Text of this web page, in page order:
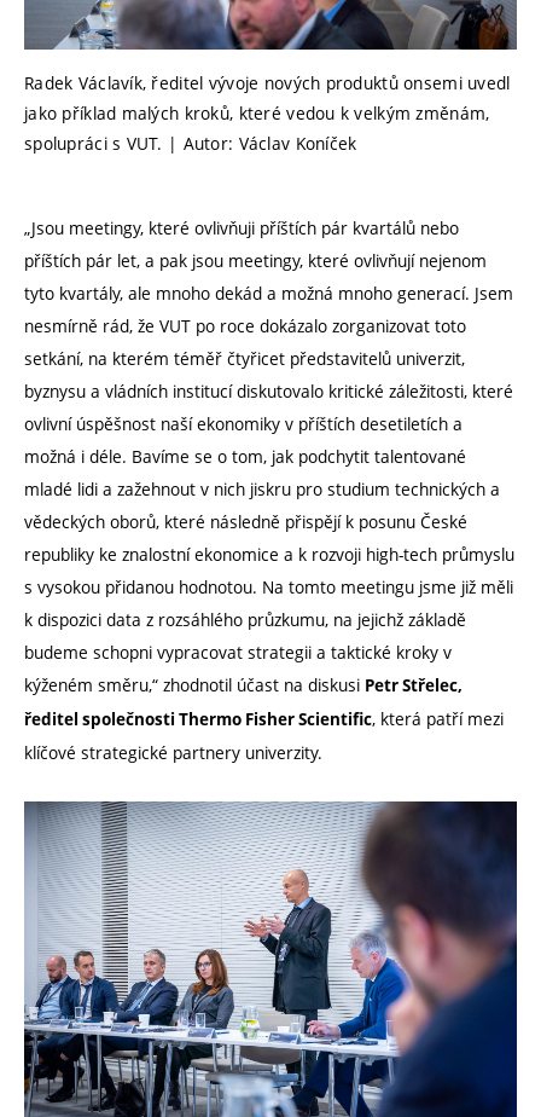
Radek Václavík, ředitel vývoje nových produktů onsemi uvedl
jako příklad malých kroků, které vedou k velkým změnám,
spolupráci s VUT. | Autor: Václav Koníček
„Jsou meetingy, které ovlivňuji příštích pár kvartálů nebo
příštích pár let, a pak jsou meetingy, které ovlivňují nejenom
tyto kvartály, ale mnoho dekád a možná mnoho generací. Jsem
nesmírně rád, že VUT po roce dokázalo zorganizovat toto
setkání, na kterém téměř čtyřicet představitelů univerzit,
byznysu a vládních institucí diskutovalo kritické záležitosti, které
ovlivní úspěšnost naší ekonomiky v příštích desetiletích a
možná i déle. Bavíme se o tom, jak podchytit talentované
mladé lidi a zažehnout v nich jiskru pro studium technických a
vědeckých oborů, které následně přispějí k posunu České
republiky ke znalostní ekonomice a k rozvoji high-tech průmyslu
s vysokou přidanou hodnotou. Na tomto meetingu jsme již měli
k dispozici data z rozsáhlého průzkumu, na jejichž základě
budeme schopni vypracovat strategii a taktické kroky v
kýženém směru,“ zhodnotil účast na diskusi Petr Střelec,
ředitel společnosti Thermo Fisher Scientific, která patří mezi
klíčové strategické partnery univerzity.